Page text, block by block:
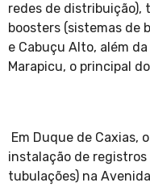
redes de distribuição),
boosters (sistemas de
e Cabuçu Alto, além
Marapicu, o principal
Em Duque de Caxias,
instalação de
tubulações) na